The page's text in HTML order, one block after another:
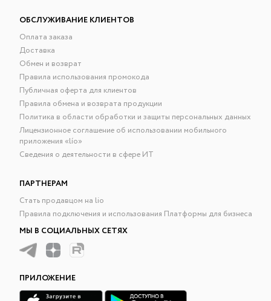
ОБСЛУЖИВАНИЕ КЛИЕНТОВ
Оплата заказа
Доставка
Обмен и возврат
Правила использования промокода
Публичная оферта для клиентов
Правила обмена и возврата продукции
Политика в области обработки и защиты персональных данных
Лицензионное соглашение об использовании мобильного
приложения «lío»
Сведения о деятельности в сфере ИТ
ПАРТНЕРАМ
Стать продавцом на lio
Правила подключения и использования Платформы для бизнеса
МЫ В СОЦИАЛЬНЫХ СЕТЯХ
ПРИЛОЖЕНИЕ